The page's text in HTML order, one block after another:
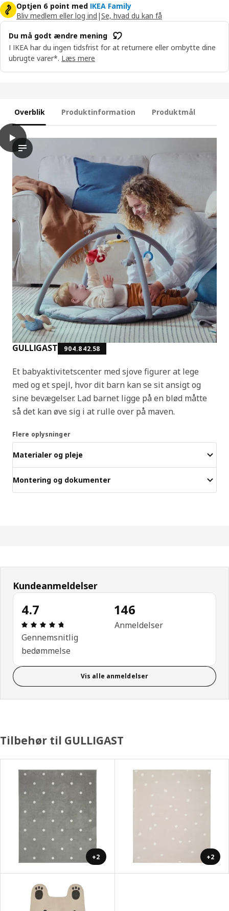
Optjen 6 point med IKEA Family
Bliv medlem eller log ind |Se, hvad du kan få
Du må godt ændre mening
I IKEA har du ingen tidsfrist for at returnere eller ombytte dine
ubrugte varer*. Læs mere
Overblik Produktinformation Produktmål
GULLIGAST 904.842.58
Et babyaktivitetscenter med sjove figurer at lege
med og et spejl, hvor dit barn kan se sit ansigt og
sine bevægelser. Lad barnet ligge på en blød måtte
så det kan øve sig i at rulle over på maven.
Flere oplysninger
Materialer og pleje
Montering og dokumenter
play
Videoen indeholder en demonstration af GULLIGAST
GULLIGAST Baby aktivitetcenter, multifarvet
Kundeanmeldelser
4.7
Anmeldelse: 4.7 Ud af 5 Stjerner. Anmeldelser i
Gennemsnitlig
bedømmelse
146
Anmeldelser
Vis alle anmeldelser
Tilbehør til GULLIGAST
+2 +2